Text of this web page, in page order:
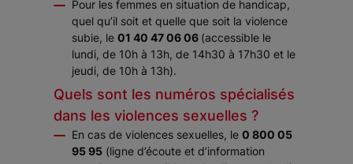
Pour les femmes en situation de handicap,
quel qu’il soit et quelle que soit la violence
subie, le 01 40 47 06 06 (accessible le
lundi, de 10h à 13h, de 14h30 à 17h30 et le
jeudi, de 10h à 13h).
Quels sont les numéros spécialisés
dans les violences sexuelles ?
En cas de violences sexuelles, le 0 800 05
95 95 (ligne d’écoute et d’information